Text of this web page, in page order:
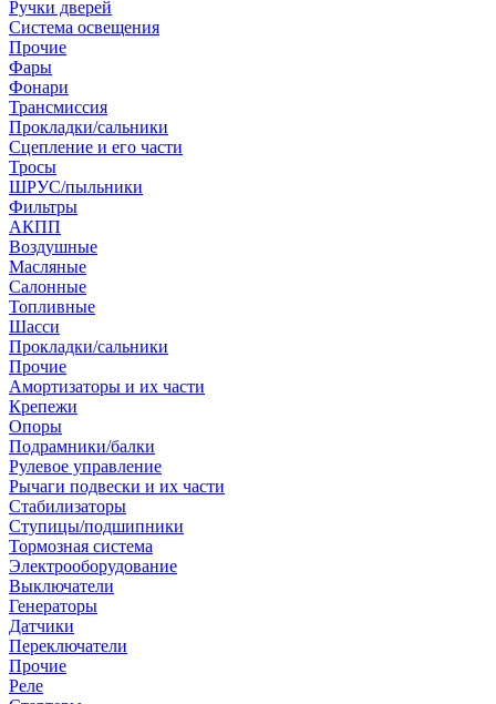
Ручки дверей
Система освещения
Прочие
Фары
Фонари
Трансмиссия
Прокладки/сальники
Сцепление и его части
Тросы
ШРУС/пыльники
Фильтры
АКПП
Воздушные
Масляные
Салонные
Топливные
Шасси
Прокладки/сальники
Прочие
Амортизаторы и их части
Крепежи
Опоры
Подрамники/балки
Рулевое управление
Рычаги подвески и их части
Стабилизаторы
Ступицы/подшипники
Тормозная система
Электрооборудование
Выключатели
Генераторы
Датчики
Переключатели
Прочие
Реле